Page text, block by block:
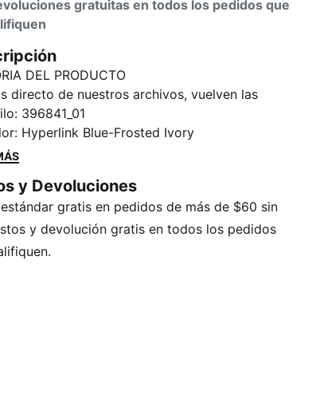
gratuitas en todos los pedidos que
DEL PRODUCTO
directo de nuestros archivos, vuelven las
Palermo. Este modelo debutó a principios de
80 y se convirtió rápidamente en un clásico
de los estadios de fútbol; ahora, lo
unisex cuenta con el característico empeine
de T y suela de goma del modelo original,
también una cubierta textil y
de gamuza.
: 396841_01
: Hyperlink Blue-Frosted Ivory
y Devoluciones
gratis en pedidos de más de $60 sin
y devolución gratis en todos los pedidos